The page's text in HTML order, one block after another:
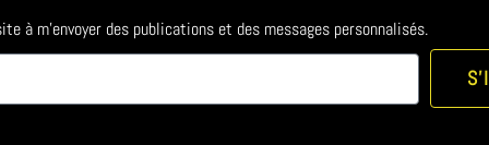
à m'envoyer des publications et des messages personnalisés.